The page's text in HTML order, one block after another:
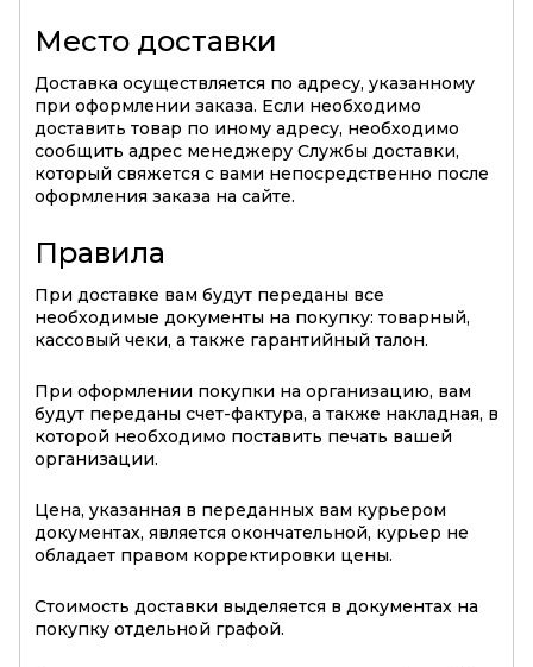
Место доставки
Доставка осуществляется по адресу, указанному
при оформлении заказа. Если необходимо
доставить товар по иному адресу, необходимо
сообщить адрес менеджеру Службы доставки,
который свяжется с вами непосредственно после
оформления заказа на сайте.
Правила
При доставке вам будут переданы все
необходимые документы на покупку: товарный,
кассовый чеки, а также гарантийный талон.
При оформлении покупки на организацию, вам
будут переданы счет-фактура, а также накладная, в
которой необходимо поставить печать вашей
организации.
Цена, указанная в переданных вам курьером
документах, является окончательной, курьер не
обладает правом корректировки цены.
Стоимость доставки выделяется в документах на
покупку отдельной графой.